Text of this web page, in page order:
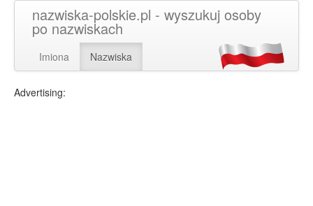
nazwiska-polskie.pl - wyszukuj osoby
po nazwiskach
Imiona Nazwiska
Advertising: